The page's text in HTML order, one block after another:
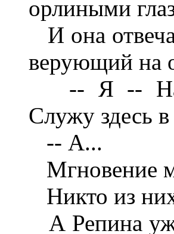
орлиными
И она
верующий на
-- Я --
Служу здесь
-- А...
Мгновение
Никто из
А Репина